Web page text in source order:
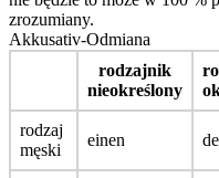
zrozumiany.
Akkusativ-Odmiana
rodzajnik
nieokreślony
rodzaj
męski
einen